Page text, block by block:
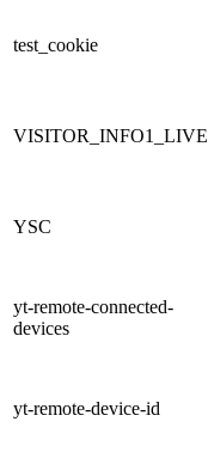
test_cookie
VISITOR_INFO1_LIVE
YSC
yt-remote-connected-
devices
yt-remote-device-id